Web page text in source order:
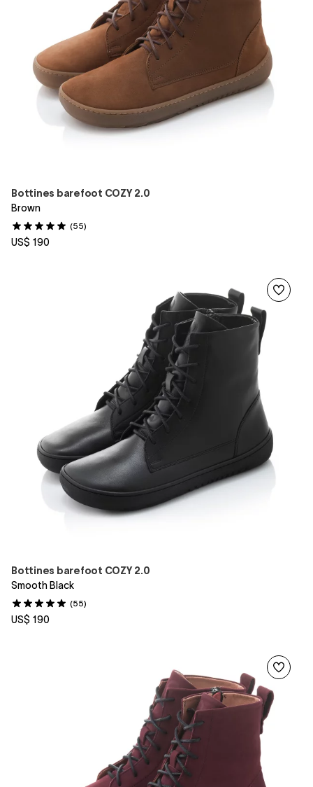
Bottines barefoot COZY 2.0
Brown
(55)
US$ 190
Bottines barefoot COZY 2.0
Smooth Black
(55)
US$ 190